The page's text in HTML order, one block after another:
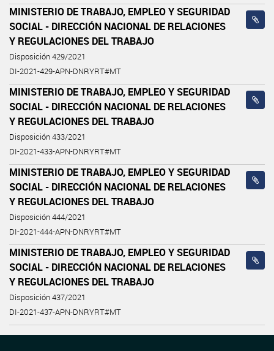
MINISTERIO DE TRABAJO, EMPLEO Y SEGURIDAD
SOCIAL - DIRECCIÓN NACIONAL DE RELACIONES
Y REGULACIONES DEL TRABAJO
Disposición 429/2021
DI-2021-429-APN-DNRYRT#MT
MINISTERIO DE TRABAJO, EMPLEO Y SEGURIDAD
SOCIAL - DIRECCIÓN NACIONAL DE RELACIONES
Y REGULACIONES DEL TRABAJO
Disposición 433/2021
DI-2021-433-APN-DNRYRT#MT
MINISTERIO DE TRABAJO, EMPLEO Y SEGURIDAD
SOCIAL - DIRECCIÓN NACIONAL DE RELACIONES
Y REGULACIONES DEL TRABAJO
Disposición 444/2021
DI-2021-444-APN-DNRYRT#MT
MINISTERIO DE TRABAJO, EMPLEO Y SEGURIDAD
SOCIAL - DIRECCIÓN NACIONAL DE RELACIONES
Y REGULACIONES DEL TRABAJO
Disposición 437/2021
DI-2021-437-APN-DNRYRT#MT